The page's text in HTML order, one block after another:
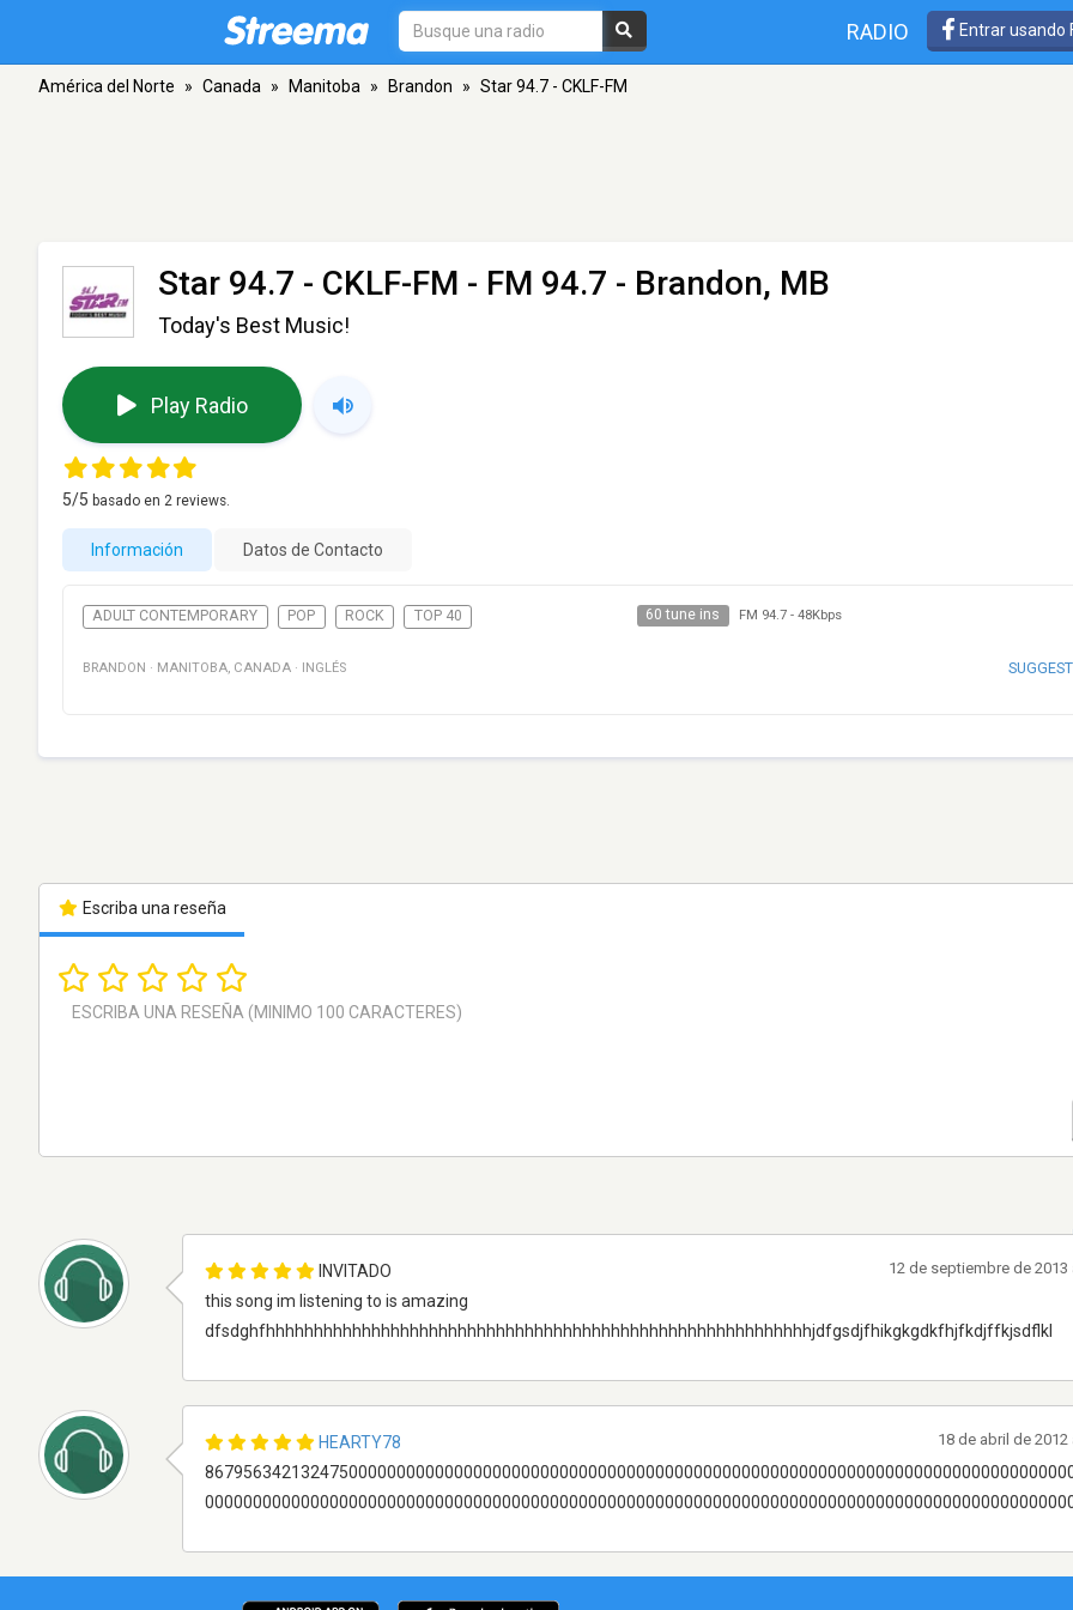
RADIO Entrar usando
América del Norte » Canada » Manitoba » Brandon » Star 94.7 - CKLF-FM
Star 94.7 - CKLF-FM - FM 94.7 - Brandon, MB
Today's Best Music!
Play Radio
5/5 basado en 2 reviews.
Información Datos de Contacto
ADULT CONTEMPORARY POP ROCK TOP 40 60 tune ins FM 94.7- 48Kbps
BRANDON · MANITOBA, CANADA · INGLÉS
Escriba una reseña
INVITADO
this song im listening to is amazing
dfsdghfhhhhhhhhhhhhhhhhhhhhhhhhhhhhhhhhhhhhhhhhhhhhhhhhhhhhhhhhhjdfgsdjfhikgkgdkfhjfkdjffkjsdflkl
12 de septiembre de 2013
HEARTY78
18 de abril de 2012